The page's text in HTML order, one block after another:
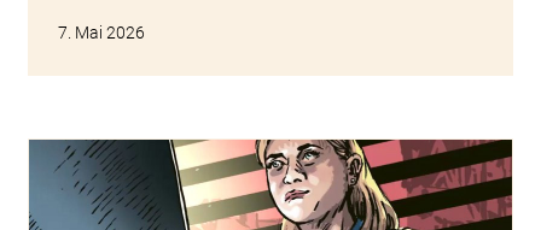
7. Mai 2026